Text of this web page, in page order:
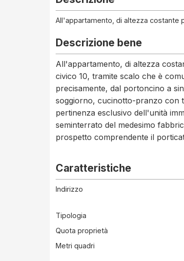
All'appartamento, di altezza costante
Descrizione bene
All'appartamento, di altezza
civico 10, tramite scalo che è
precisamente, dal portoncino a
soggiorno, cucinotto-pranzo con
pertinenza esclusivo dell'unità
seminterrato del medesimo
prospetto comprendente il
Caratteristiche
Indirizzo
Tipologia
Quota proprietà
Metri quadri